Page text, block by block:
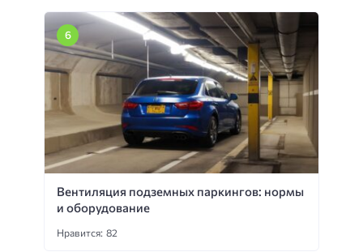
Вентиляция подземных паркингов: нормы
и оборудование
Нравится: 82